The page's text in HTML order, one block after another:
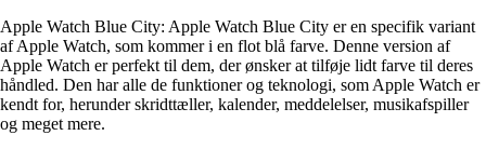
Apple Watch Blue City: Apple Watch Blue City er en specifik variant
af Apple Watch, som kommer i en flot blå farve. Denne version af
Apple Watch er perfekt til dem, der ønsker at tilføje lidt farve til deres
håndled. Den har alle de funktioner og teknologi, som Apple Watch er
kendt for, herunder skridttæller, kalender, meddelelser, musikafspiller
og meget mere.